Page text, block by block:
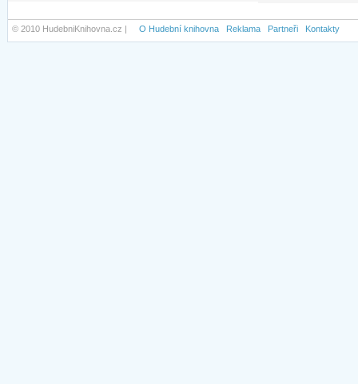
© 2010 HudebniKnihovna.cz | O Hudební knihovna Reklama Partneři Kontakty